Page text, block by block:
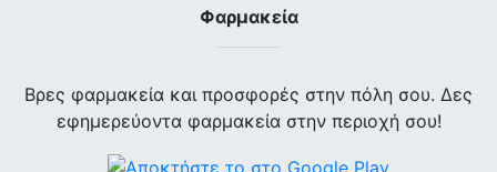
Φαρμακεία
Βρες φαρμακεία και προσφορές στην πόλη σου. Δες
εφημερεύοντα φαρμακεία στην περιοχή σου!